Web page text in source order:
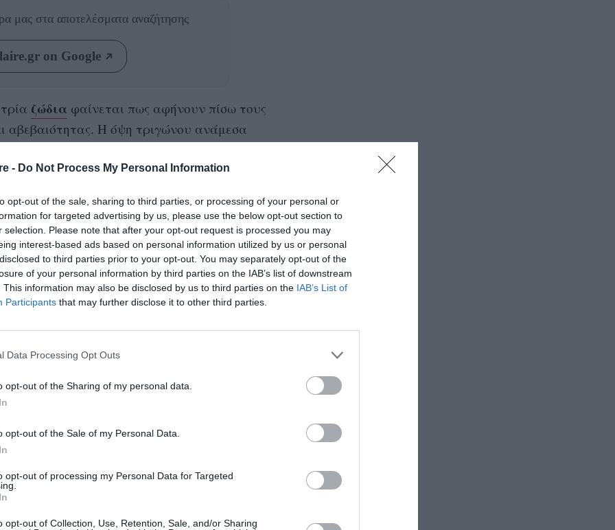
- Do Not Process My Personal Information
opt-out of the sale, sharing to third parties, or processing of your personal or
for targeted advertising by us, please use the below opt-out section to
selection. Please note that after your opt-out request is processed you may
interest-based ads based on personal information utilized by us or personal
to third parties prior to your opt-out. You may separately opt-out of the
of your personal information by third parties on the IAB’s list of downstream
This information may also be disclosed by us to third parties on the IAB’s List of
Participants that may further disclose it to other third parties.
Data Processing Opt Outs
opt-out of the Sharing of my personal data.
opt-out of the Sale of my Personal Data.
opt-out of processing my Personal Data for Targeted
opt-out of Collection, Use, Retention, Sale, and/or Sharing
μας στα αποτελέσματα αναζήτησης
on Google
ζώδια φαίνεται πως αφήνουν πίσω τους
αβεβαιότητας. Η όψη τριγώνου ανάμεσα
δημιουργεί ένα πιο σταθερό και
δουν τα πράγματα πιο καθαρά και να
τον εαυτό τους.
να νιώθουν πως πατούν ξανά στα
περίοδο, συνειδητοποιούν ότι έχουν
και πως τελικά βρίσκονται σε καλύτερη
αστρολογική όψη τους βοηθά να
φόβο, αλλά με περισσότερη εμπιστοσύνη.
σημαντική, όμως αυτή τη φορά νιώθουν
κυριαρχούνται από το άγχος.
λειτουργεί σαν ένα μικρό reset. Αντί να
καταφέρνουν να στρέψουν την
καλά. Συνειδητοποιούν επίσης ότι